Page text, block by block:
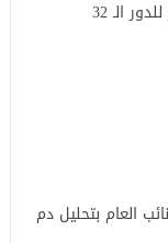
الـ 32
العام بتحليل دم